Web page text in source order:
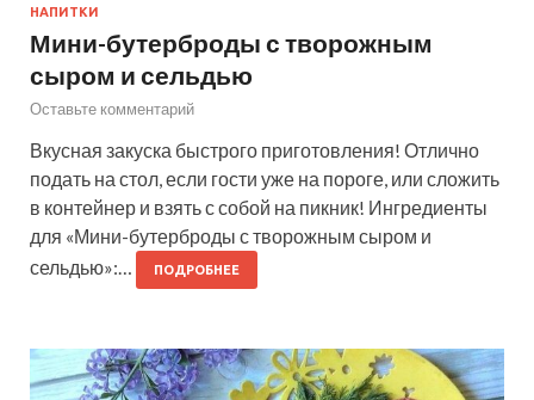
НАПИТКИ
Мини-бутерброды с творожным
сыром и сельдью
Оставьте комментарий
Вкусная закуска быстрого приготовления! Отлично
подать на стол, если гости уже на пороге, или сложить
в контейнер и взять с собой на пикник! Ингредиенты
для «Мини-бутерброды с творожным сыром и
сельдью»:…
ПОДРОБНЕЕ